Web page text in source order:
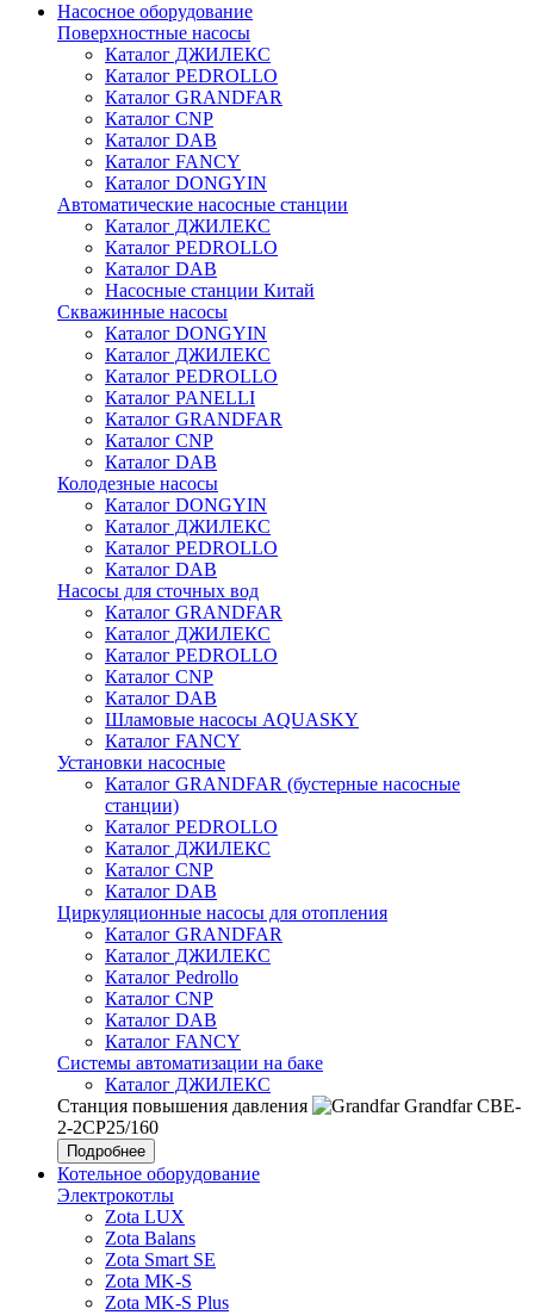
Насосное оборудование
Поверхностные насосы
Каталог ДЖИЛЕКС
Каталог PEDROLLO
Каталог GRANDFAR
Каталог CNP
Каталог DAB
Каталог FANCY
Каталог DONGYIN
Автоматические насосные станции
Каталог ДЖИЛЕКС
Каталог PEDROLLO
Каталог DAB
Насосные станции Китай
Скважинные насосы
Каталог DONGYIN
Каталог ДЖИЛЕКС
Каталог PEDROLLO
Каталог PANELLI
Каталог GRANDFAR
Каталог CNP
Каталог DAB
Колодезные насосы
Каталог DONGYIN
Каталог ДЖИЛЕКС
Каталог PEDROLLO
Каталог DAB
Насосы для сточных вод
Каталог GRANDFAR
Каталог ДЖИЛЕКС
Каталог PEDROLLO
Каталог CNP
Каталог DAB
Шламовые насосы AQUASKY
Каталог FANCY
Установки насосные
Каталог GRANDFAR (бустерные насосные
станции)
Каталог PEDROLLO
Каталог ДЖИЛЕКС
Каталог CNP
Каталог DAB
Циркуляционные насосы для отопления
Каталог GRANDFAR
Каталог ДЖИЛЕКС
Каталог Pedrollo
Каталог CNP
Каталог DAB
Каталог FANCY
Системы автоматизации на баке
Каталог ДЖИЛЕКС
Станция повышения давления
Grandfar CBE-
2-2CP25/160
Подробнее
Котельное оборудование
Электрокотлы
Zota LUX
Zota Balans
Zota Smart SE
Zota MK-S
Zota MK-S Plus